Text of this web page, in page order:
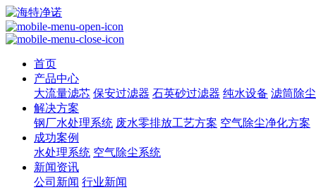
首页
产品中心
大流量滤芯 保安过滤器 石英砂过滤器 纯水设备 滤筒除
解决方案
钢厂水处理系统 废水零排放工艺方案 空气除尘净化方案
成功案例
水处理系统 空气除尘系统
新闻资讯
公司新闻 行业新闻